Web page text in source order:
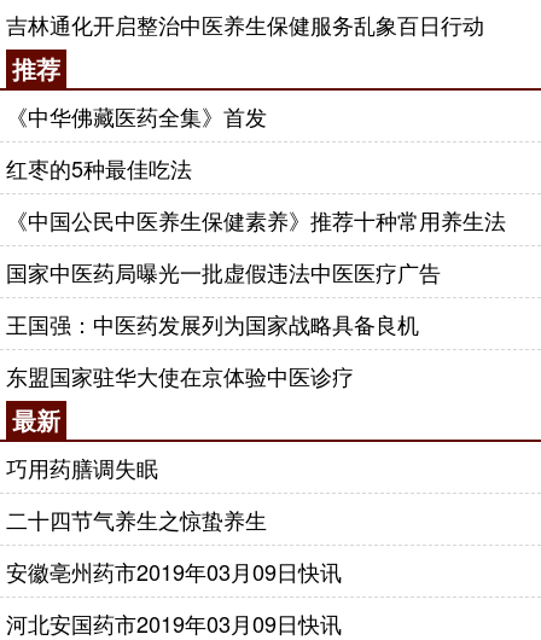
吉林通化开启整治中医养生保健服务乱象百日行动
推荐
《中华佛藏医药全集》首发
红枣的5种最佳吃法
《中国公民中医养生保健素养》推荐十种常用养生法
国家中医药局曝光一批虚假违法中医医疗广告
王国强：中医药发展列为国家战略具备良机
东盟国家驻华大使在京体验中医诊疗
最新
巧用药膳调失眠
二十四节气养生之惊蛰养生
安徽亳州药市2019年03月09日快讯
河北安国药市2019年03月09日快讯